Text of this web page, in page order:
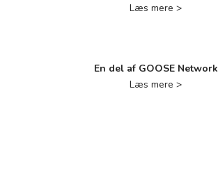
Læs mere >
En del af GOOSE Network
Læs mere >